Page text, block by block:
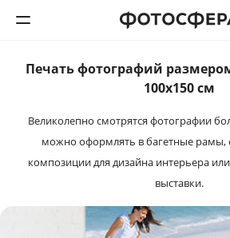
Фотокниги
Календари
Интерьерная печать
Печать фотографий
100x150 см
Великолепно смотрятся фотографии
можно оформлять в багетные рамы,
композиции для дизайна интерьера
выставки.